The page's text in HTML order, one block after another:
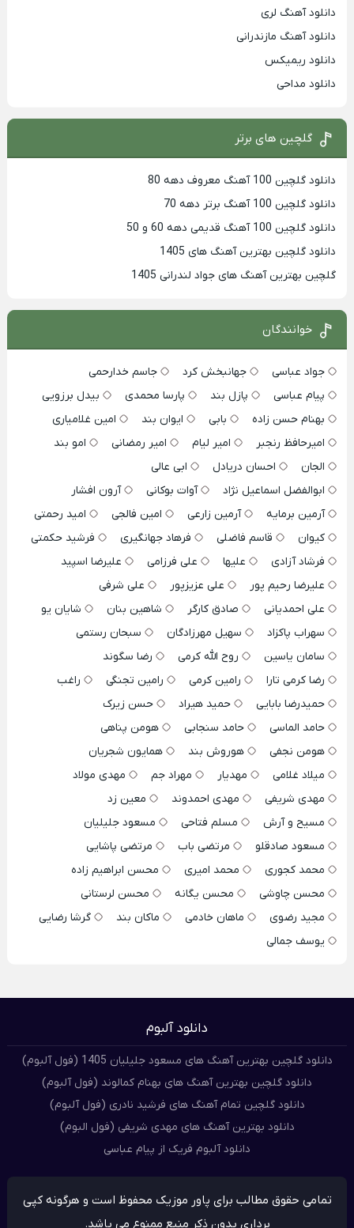
دانلود آهنگ لری
دانلود آهنگ مازندرانی
دانلود ریمیکس
دانلود مداحی
گلچین های برتر
دانلود گلچین 100 آهنگ معروف دهه 80
دانلود گلچین 100 آهنگ برتر دهه 70
دانلود گلچین 100 آهنگ قدیمی دهه 60 و 50
دانلود گلچین بهترین آهنگ های 1405
گلچین بهترین آهنگ های جواد لندرانی 1405
خوانندگان
جواد عباسی جهانبخش کرد
جاسم خدارحمی
پیام عباسی
پازل بند پارسا محمدی
بیدل برزویی
بهنام حسن زاده
بابی ایوان بند
امین غلامیاری
امیرحافظ رنجبر
امیر لیام امیر رمضانی
امو بند
الجان
احسان دریادل
ابی عالی
ابوالفضل اسماعیل نژاد
آوات بوکانی
آرون افشار
آرمین برمایه
آرمین زارعی امین فالجی
امید رحمتی
کیوان
قاسم فاضلی فرهاد جهانگیری
فرشید حکمتی
فرشاد آزادی
علیها علی فرزامی
علیرضا اسپید
علیرضا رحیم پور
علی عزیزپور
علی شرفی
علی احمدیانی
صادق کارگر شاهین بنان
شایان یو
سهراب پاکزاد
سهیل مهرزادگان
سبحان رستمی
سامان یاسین
روح الله کرمی
رضا سگوند
رضا کرمی تارا
رامین کرمی رامین تجنگی
راغب
حمیدرضا بابایی
حمید هیراد
حسن زیرک
حامد الماسی
حامد سنجابی
هومن پناهی
هومن نجفی
هوروش بند
همایون شجریان
میلاد غلامی
مهدیار مهراد جم
مهدی مولاد
مهدی شریفی
مهدی احمدوند
معین زد
مسیح و آرش
مسلم فتاحی
مسعود جلیلیان
مسعود صادقلو
مرتضی باب
مرتضی پاشایی
محمد کجوری
محمد امیری
محسن ابراهیم زاده
محسن چاوشی
محسن یگانه
محسن لرستانی
مجید رضوی
ماهان خادمی ماکان بند
گرشا رضایی
یوسف جمالی
دانلود آلبوم
دانلود گلچین بهترین آهنگ های مسعود جلیلیان 1405 (فول آلبوم)
دانلود گلچین بهترین آهنگ های بهنام کمالوند (فول آلبوم)
دانلود گلچین تمام آهنگ های فرشید نادری (فول آلبوم)
دانلود بهترین آهنگ های مهدی شریفی (فول البوم)
دانلود آلبوم فریک از پیام عباسی
تمامی حقوق مطالب برای پاور موزیک محفوظ است و هرگونه کپی
برداری بدون ذکر منبع ممنوع می باشد.